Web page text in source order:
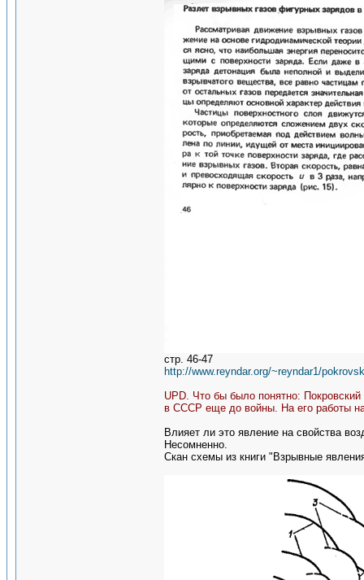
стр. 46-47
http://www.reyndar.org/~reyndar1/
UPD. Что бы было понятно:
в СССР еще до войны. На его работы
Влияет ли это явление на свойства
Несомненно.
Скан схемы из книги "Взрывные